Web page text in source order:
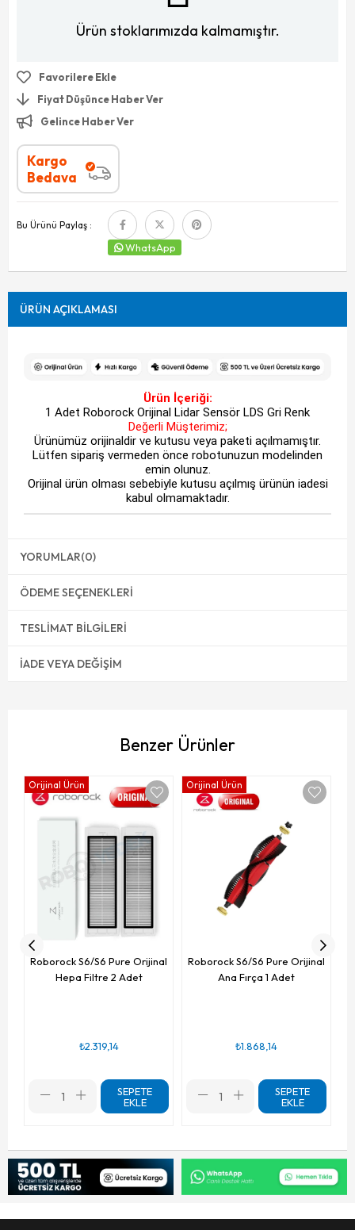
Ürün stoklarımızda kalmamıştır.
Favorilere Ekle
Fiyat Düşünce Haber Ver
Gelince Haber Ver
Kargo
Bedava
Bu Ürünü Paylaş :
WhatsApp
ÜRÜN AÇIKLAMASI
Ürün İçeriği:
1 Adet Roborock Orijinal Lidar Sensör LDS Gri Renk
Değerli Müşterimiz;
Ürünümüz orijinaldir ve kutusu veya paketi açılmamıştır.
Lütfen sipariş vermeden önce robotunuzun modelinden
emin olunuz.
Orijinal ürün olması sebebiyle kutusu açılmış ürünün iadesi
kabul olmamaktadır.
YORUMLAR(0)
ÖDEME SEÇENEKLERI
TESLIMAT BILGILERI
İADE VEYA DEĞIŞIM
Benzer Ürünler
Roborock S6/S6 Pure Orijinal
Hepa Filtre 2 Adet
₺2.319,14
SEPETE
EKLE
Orijinal Ürün
Roborock S6/S6 Pure Orijinal
Ana Fırça 1 Adet
₺1.868,14
SEPETE
EKLE
Orijinal Ürün